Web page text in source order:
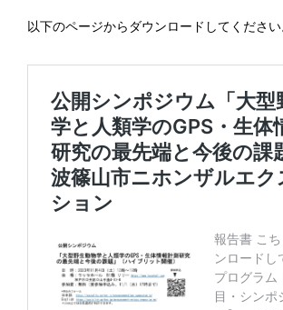
以下のページからダウンロードしてください